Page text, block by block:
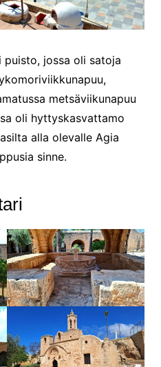
puisto, jossa oli satoja
metsäviikunapuu
oli hyttyskasvattamo
alla olevalle Agia
sinne.